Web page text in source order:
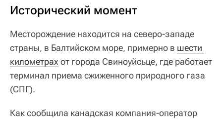
Исторический момент
Месторождение находится на северо-западе
страны, в Балтийском море, примерно в шести
километрах от города Свиноуйсьце, где работает
терминал приема сжиженного природного газа
(СПГ).
Как сообщила канадская компания-оператор